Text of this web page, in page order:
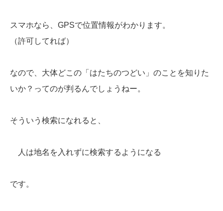
スマホなら、GPSで位置情報がわかります。
（許可してれば）
なので、大体どこの「はたちのつどい」のことを知りた
いか？ってのが判るんでしょうねー。
そういう検索になれると、
人は地名を入れずに検索するようになる
です。